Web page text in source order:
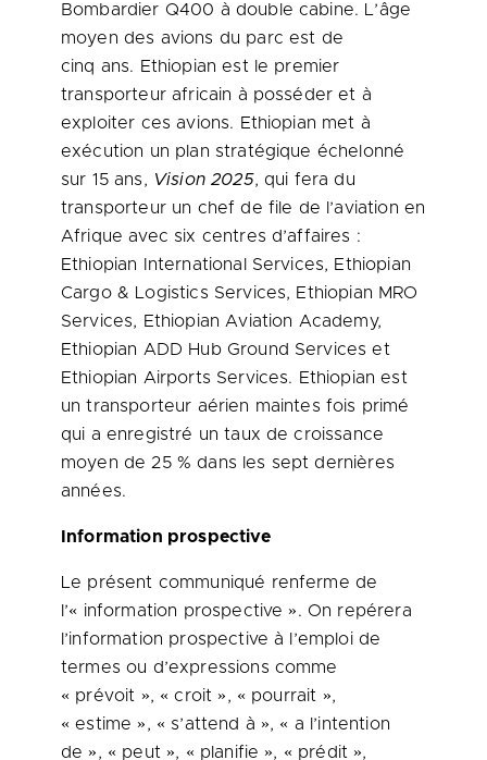
Bombardier Q400 à double cabine. L’âge
moyen des avions du parc est de
cinq ans. Ethiopian est le premier
transporteur africain à posséder et à
exploiter ces avions. Ethiopian met à
exécution un plan stratégique échelonné
sur 15 ans, Vision 2025, qui fera du
transporteur un chef de file de l’aviation en
Afrique avec six centres d’affaires :
Ethiopian International Services, Ethiopian
Cargo & Logistics Services, Ethiopian MRO
Services, Ethiopian Aviation Academy,
Ethiopian ADD Hub Ground Services et
Ethiopian Airports Services. Ethiopian est
un transporteur aérien maintes fois primé
qui a enregistré un taux de croissance
moyen de 25 % dans les sept dernières
années.
Information prospective
Le présent communiqué renferme de
l’« information prospective ». On repérera
l’information prospective à l’emploi de
termes ou d’expressions comme
« prévoit », « croit », « pourrait »,
« estime », « s’attend à », « a l’intention
de », « peut », « planifie », « prédit »,